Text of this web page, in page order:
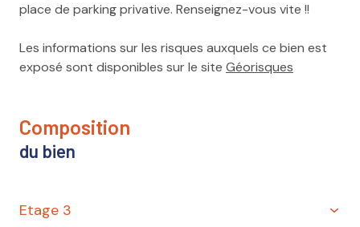
4 étage(s)
ascenseur
loggia
place de parking privative. Renseignez-vous vite !!
Les informations sur les risques auxquels ce bien est
exposé sont disponibles sur le site Géorisques
composition
du bien
Etage 3